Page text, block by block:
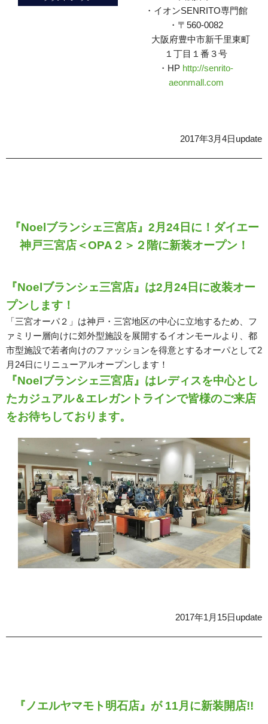
・イオンSENRITO専門館
・〒560-0082
大阪府豊中市新千里東町
１丁目１番３号
・HP http://senrito-
aeonmall.com
2017年3月4日update
『Noelブランシェ三宮店』2月24日に！ ダイエー
神戸三宮店＜OPA２＞２階に新装オープン！
『Noelブランシェ三宮店』は2月24日に改装オー
プンします！
「三宮オーパ２」は神戸・三宮地区の中心に立地するため、フ
ァミリー層向けに郊外型施設を展開するイオンモールより、都
市型施設で若者向けのファッションを得意とするオーパとして2
月24日にリニューアルオープンします！
『Noelブランシェ三宮店』はレディスを中心とし
たカジュアル＆エレガントラインで皆様のご来店
をお待ちしております。
2017年1月15日update
『ノエルヤマモト明石店』が 11月に新装開店!!